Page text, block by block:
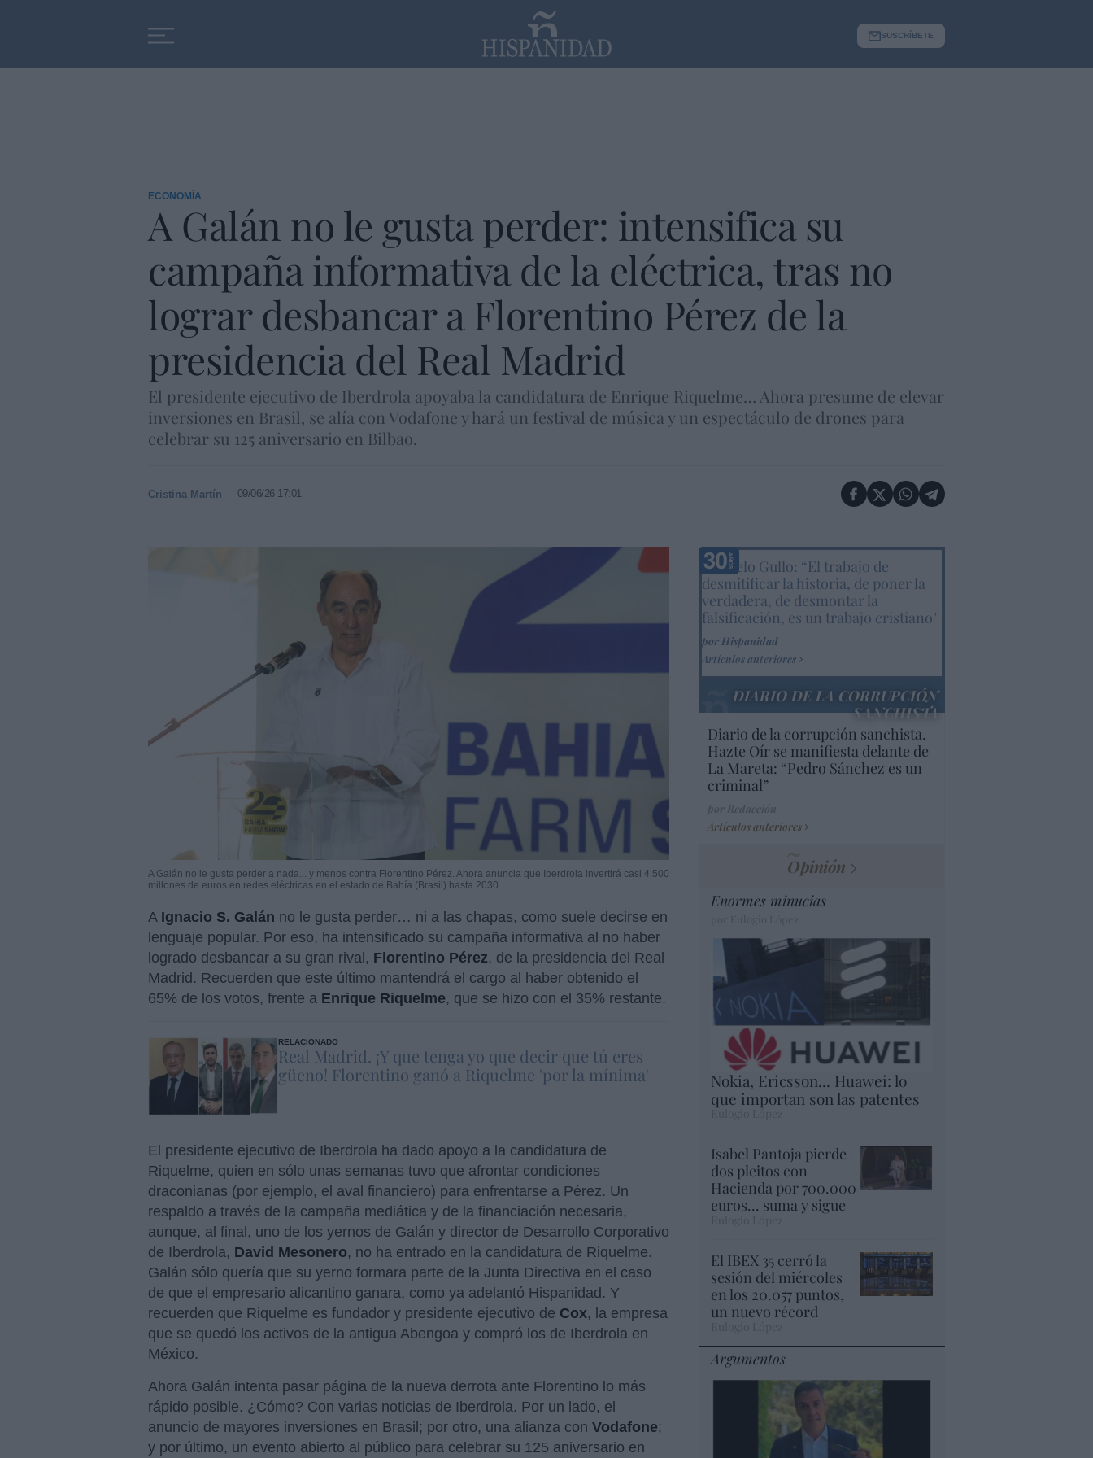
SUSCRÍBETE
ECONOMÍA
A Galán no le gusta perder: intensifica su
campaña informativa de la eléctrica, tras no
lograr desbancar a Florentino Pérez de la
presidencia del Real Madrid
El presidente ejecutivo de Iberdrola apoyaba la candidatura de Enrique Riquelme… Ahora presume de elevar
inversiones en Brasil, se alía con Vodafone y hará un festival de música y un espectáculo de drones para
celebrar su 125 aniversario en Bilbao.
Cristina Martín 09/06/26 17:01
A Galán no le gusta perder a nada... y menos contra Florentino Pérez. Ahora anuncia que Iberdrola invertirá casi 4.500
millones de euros en redes eléctricas en el estado de Bahía (Brasil) hasta 2030
A Ignacio S. Galán no le gusta perder… ni a las chapas, como suele decirse en
lenguaje popular. Por eso, ha intensificado su campaña informativa al no haber
logrado desbancar a su gran rival, Florentino Pérez, de la presidencia del Real
Madrid. Recuerden que este último mantendrá el cargo al haber obtenido el
65% de los votos, frente a Enrique Riquelme, que se hizo con el 35% restante.
RELACIONADO
Real Madrid. ¡Y que tenga yo que decir que tú eres
güeno! Florentino ganó a Riquelme 'por la mínima'
El presidente ejecutivo de Iberdrola ha dado apoyo a la candidatura de
Riquelme, quien en sólo unas semanas tuvo que afrontar condiciones
draconianas (por ejemplo, el aval financiero) para enfrentarse a Pérez. Un
respaldo a través de la campaña mediática y de la financiación necesaria,
aunque, al final, uno de los yernos de Galán y director de Desarrollo Corporativo
de Iberdrola, David Mesonero, no ha entrado en la candidatura de Riquelme.
Galán sólo quería que su yerno formara parte de la Junta Directiva en el caso
de que el empresario alicantino ganara, como ya adelantó Hispanidad. Y
recuerden que Riquelme es fundador y presidente ejecutivo de Cox, la empresa
que se quedó los activos de la antigua Abengoa y compró los de Iberdrola en
México.
Ahora Galán intenta pasar página de la nueva derrota ante Florentino lo más
rápido posible. ¿Cómo? Con varias noticias de Iberdrola. Por un lado, el
anuncio de mayores inversiones en Brasil; por otro, una alianza con Vodafone;
y por último, un evento abierto al público para celebrar su 125 aniversario en
Marcelo Gullo: “El trabajo de
desmitificar la historia, de poner la
verdadera, de desmontar la
falsificación, es un trabajo cristiano"
por Hispanidad
Artículos anteriores
DIARIO DE LA CORRUPCIÓN
SANCHISTA
Diario de la corrupción sanchista.
Hazte Oír se manifiesta delante de
La Mareta: “Pedro Sánchez es un
criminal”
Artículos anteriores
Opinión
Enormes minucias
Nokia, Ericsson... Huawei: lo
que importan son las patentes
Eulogio López
Isabel Pantoja pierde
dos pleitos con
Hacienda por 700.000
euros... suma y sigue
El IBEX 35 cerró la
sesión del miércoles
en los 20.057 puntos,
un nuevo récord
Argumentos